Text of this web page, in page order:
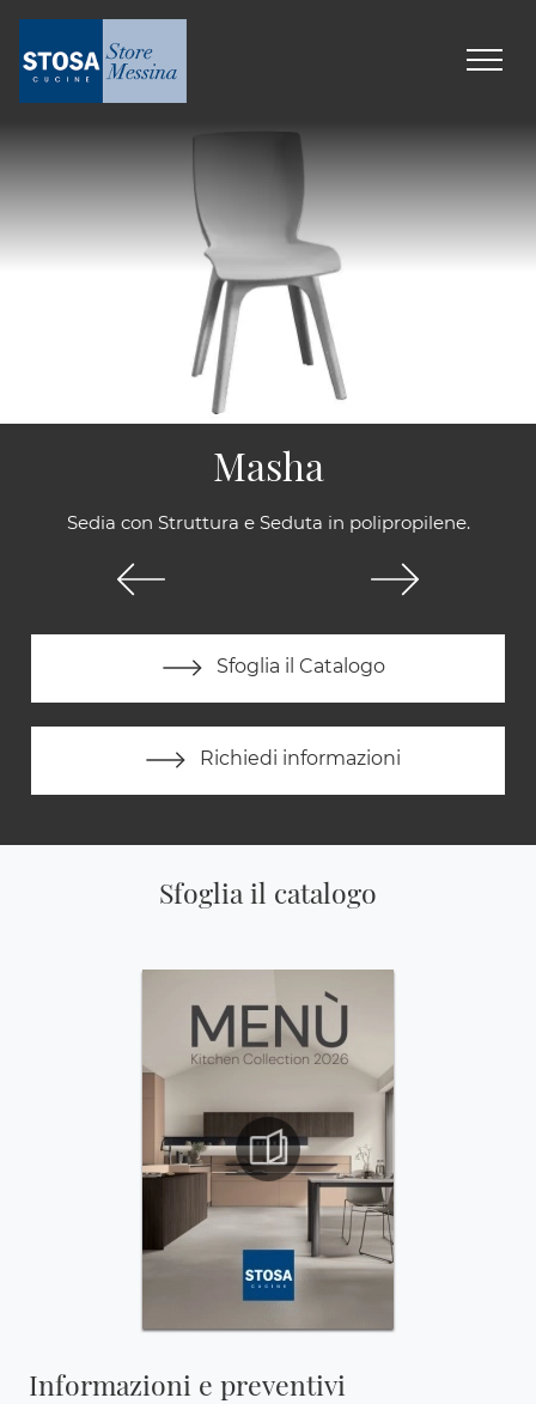
Sedia con Struttura e Seduta in polipropilene.
Sfoglia il Catalogo
Richiedi informazioni
Masha
Sfoglia il catalogo
Informazioni e preventivi